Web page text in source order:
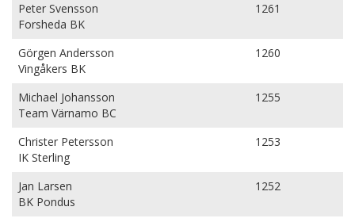
Peter Svensson
Forsheda BK
1261
Görgen Andersson
Vingåkers BK
1260
Michael Johansson
Team Värnamo BC
1255
Christer Petersson
IK Sterling
1253
Jan Larsen
BK Pondus
1252